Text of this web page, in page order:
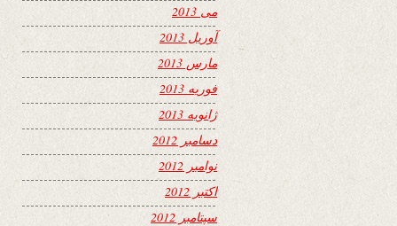
می 2013
آوریل 2013
مارس 2013
فوریه 2013
ژانویه 2013
دسامبر 2012
نوامبر 2012
اکتبر 2012
سپتامبر 2012